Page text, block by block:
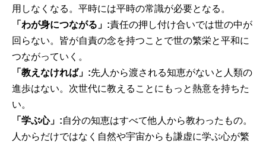
用しなくなる。平時には平時の常識が必要となる。
「わが身につながる」:責任の押し付け合いでは世の中が
回らない。皆が自責の念を持つことで世の繁栄と平和に
つながっていく。
「教えなければ」:先人から渡される知恵がないと人類の
進歩はない。次世代に教えることにもっと熱意を持ちた
い。
「学ぶ心」:自分の知恵はすべて他人から教わったもの。
人からだけではなく自然や宇宙からも謙虚に学ぶ心が繁